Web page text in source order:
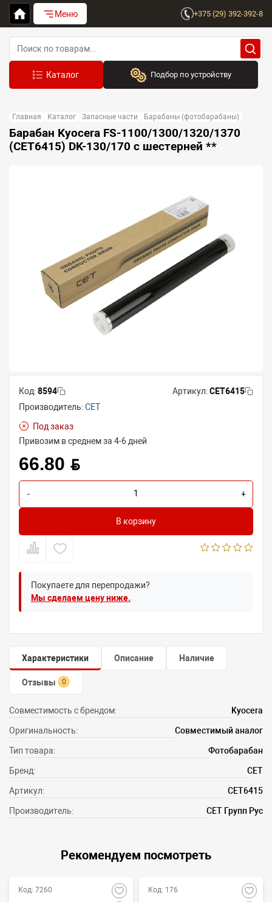
Меню +375 (29) 392-392-8
Подбор по устройству
Выберите бренд
Устройство:
Главная Каталог Запасные части Барабаны (фотобарабаны)
Барабан Kyocera FS-1100/1300/1320/1370
(CET6415) DK-130/170 с шестерней **
Код:8594 Артикул:CET6415
Производитель:CET
Под заказ
Привозим в среднем за 4-6 дней
66.80 BYN
- +
В корзину
Покупаете для перепродажи?
Мы сделаем цену ниже.
Характеристики Описание Наличие
Отзывы 0
Совместимость с брендом: Kyocera
Оригинальность: Совместимый аналог
Тип товара: Фотобарабан
Бренд: CET
Артикул: CET6415
Производитель: СЕТ Групп Рус
Рекомендуем посмотреть
Код: 7260 Код: 176